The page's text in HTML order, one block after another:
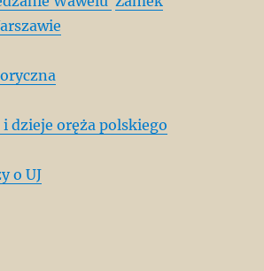
i dzieje oręża polskiego
o UJ